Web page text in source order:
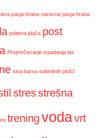
pasja hrana naravna pasja hrana
poletna plaža post
Preprečevanje izpadanja las
siva barva salonitnih plošč
stresstrešna
trening vodavrt